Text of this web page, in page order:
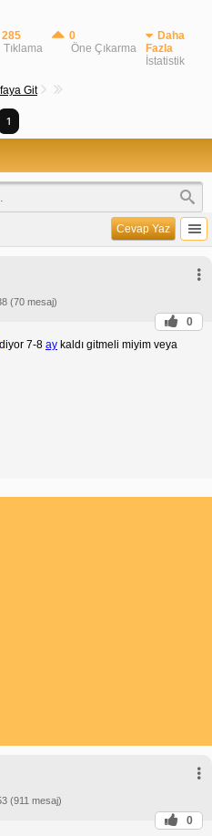
285
Tıklama
0
Öne Çıkarma
Daha
Fazla
İstatistik
Git
1
Cevap Yaz
(70 mesaj)
0
diyor 7-8 ay kaldı gitmeli miyim veya
(911 mesaj)
0